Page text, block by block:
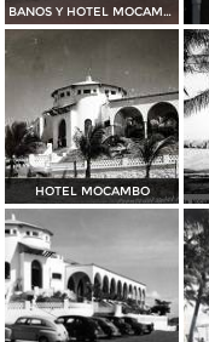
BANOS Y HOTEL MOCAMBO
HOTEL MOCAMBO